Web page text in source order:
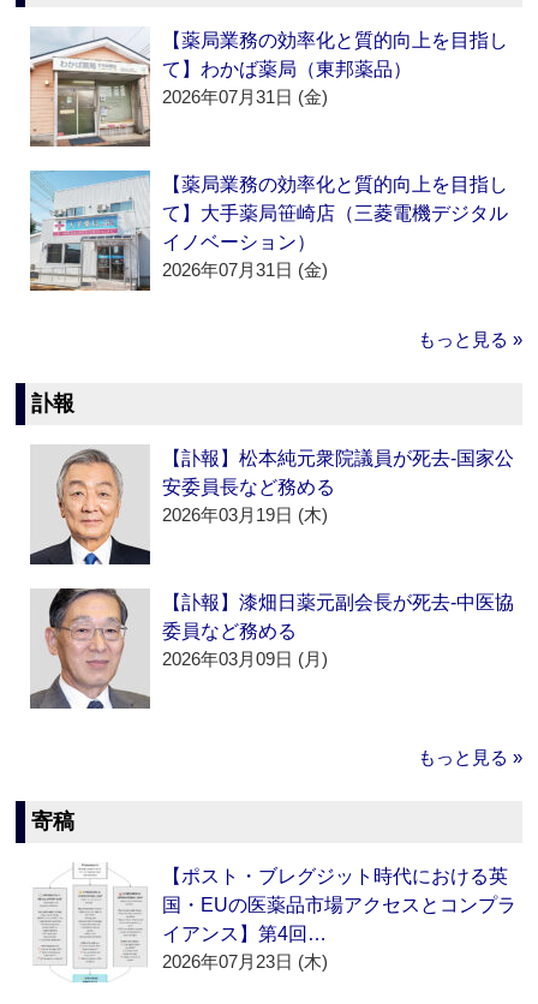
【薬局業務の効率化と質的向上を目指し
て】わかば薬局（東邦薬品）
2026年07月31日 (金)
【薬局業務の効率化と質的向上を目指し
て】大手薬局笹崎店（三菱電機デジタル
イノベーション）
2026年07月31日 (金)
もっと見る »
訃報
【訃報】松本純元衆院議員が死去‐国家公
安委員長など務める
2026年03月19日 (木)
【訃報】漆畑日薬元副会長が死去‐中医協
委員など務める
2026年03月09日 (月)
もっと見る »
寄稿
【ポスト・ブレグジット時代における英
国・EUの医薬品市場アクセスとコンプラ
イアンス】第4回…
2026年07月23日 (木)